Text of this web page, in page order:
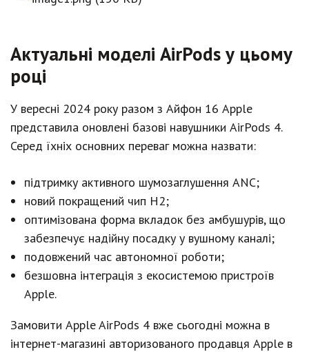
Актуальні моделі AirPods у цьому
році
У вересні 2024 року разом з Айфон 16 Apple
представила оновлені базові навушники AirPods 4.
Серед їхніх основних переваг можна назвати:
підтримку активного шумозаглушення ANC;
новий покращений чип H2;
оптимізована форма вкладок без амбушурів, що
забезпечує надійну посадку у вушному каналі;
подовжений час автономної роботи;
безшовна інтеграція з екосистемою пристроїв
Apple.
Замовити Apple AirPods 4 вже сьогодні можна в
інтернет-магазині авторизованого продавця Apple в